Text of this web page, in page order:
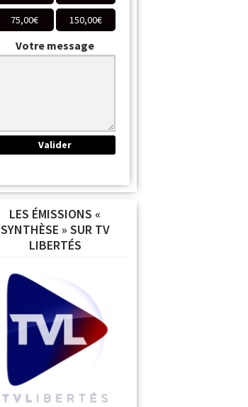
75,00€ 150,00€
Votre message
LES ÉMISSIONS «
SYNTHÈSE » SUR TV
LIBERTÉS